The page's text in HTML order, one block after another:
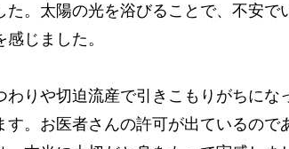
た。太陽の光を浴びることで、不安
じました。
わりや切迫流産で引きこもりがちに
す。お医者さんの許可が出ているので